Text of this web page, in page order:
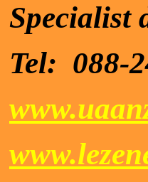
Specialist
Tel: 088-